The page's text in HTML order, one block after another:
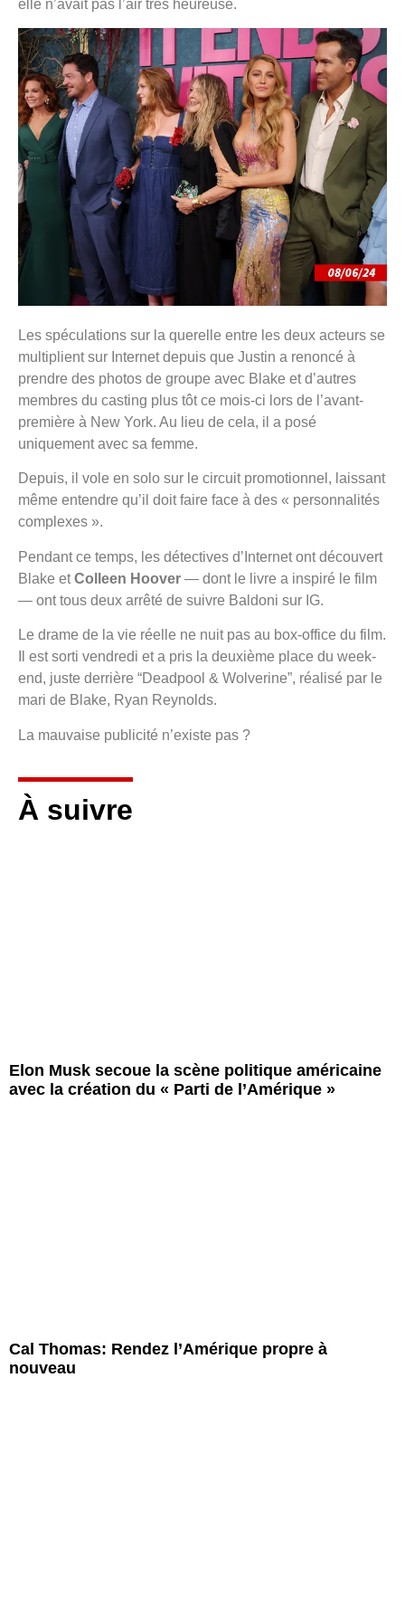
elle n’avait pas l’air très heureuse.
Les spéculations sur la querelle entre les deux acteurs se
multiplient sur Internet depuis que Justin a renoncé à
prendre des photos de groupe avec Blake et d’autres
membres du casting plus tôt ce mois-ci lors de l’avant-
première à New York. Au lieu de cela, il a posé
uniquement avec sa femme.
Depuis, il vole en solo sur le circuit promotionnel, laissant
même entendre qu’il doit faire face à des « personnalités
complexes ».
Pendant ce temps, les détectives d’Internet ont découvert
Blake etColleen Hoover — dont le livre a inspiré le film
— ont tous deux arrêté de suivre Baldoni sur IG.
Le drame de la vie réelle ne nuit pas au box-office du film.
Il est sorti vendredi et a pris la deuxième place du week-
end, juste derrière “Deadpool & Wolverine”, réalisé par le
mari de Blake, Ryan Reynolds.
La mauvaise publicité n’existe pas ?
À suivre
Elon Musk secoue la scène politique américaine
avec la création du « Parti de l’Amérique »
Cal Thomas: Rendez l’Amérique propre à
nouveau